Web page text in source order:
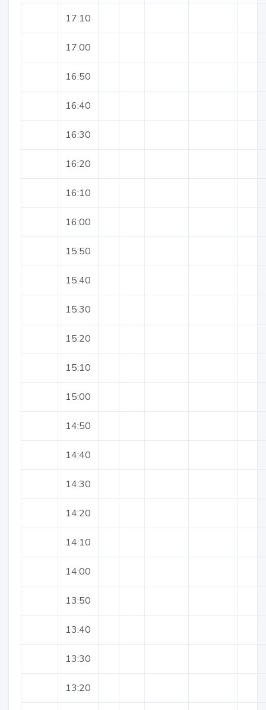
17:10
17:00
16:50
16:40
16:30
16:20
16:10
16:00
15:50
15:40
15:30
15:20
15:10
15:00
14:50
14:40
14:30
14:20
14:10
14:00
13:50
13:40
13:30
13:20